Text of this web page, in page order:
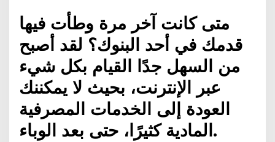
متى كانت آخر مرة وطأت فيها
قدمك في أحد البنوك؟ لقد أصبح
من السهل جدًا القيام بكل شيء
عبر الإنترنت، بحيث لا يمكننك
العودة إلى الخدمات المصرفية
المادية كثيرًا، حتى بعد الوباء.